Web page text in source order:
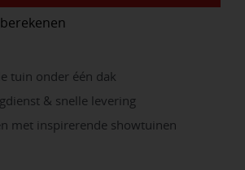
tuin onder één dak
& snelle levering
met inspirerende showtuinen